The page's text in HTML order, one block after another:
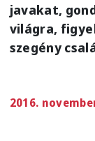
javakat,
világra,
szegény
2016.